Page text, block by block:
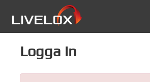
Logga in